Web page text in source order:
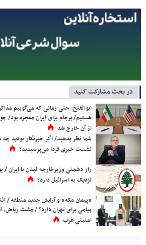
در بحث مشارکت کنید
ابوالفتح: حتی زمانی که می‌گوییم
هستیم/ برجام برای ایران معجزه بود/
از آن خارج شد
شما نظر بدهید/ اگر خبرنگار بودید
نشست خبری فردا می‌پرسیدید؟
راز دشمنی وزیرخارجه لبنان با
نزدیک به اسرائیل دارد؟
«پیمان مکه» و آرایش جدید منطقه /
پیامی برای تهران دارد؟ / مثلث ریاض،
امنیتی غرب